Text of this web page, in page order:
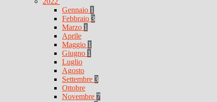
Gennaio 1
Febbraio 3
Marzo 1
Aprile
Maggio 1
Giugno 1
Luglio
Agosto
Settembre 3
Ottobre
Novembre 7